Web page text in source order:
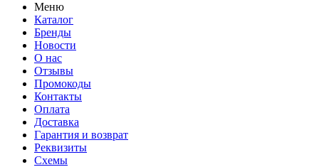
Меню
Каталог
Бренды
Новости
О нас
Отзывы
Промокоды
Контакты
Оплата
Доставка
Гарантия и возврат
Реквизиты
Схемы